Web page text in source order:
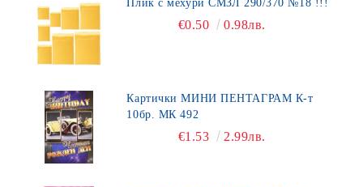
Плик с мехури СМЗЛ 290/370 №18 !!!
€0.50 0.98лв.
Картички МИНИ ПЕНТАГРАМ К-т
10бр. МК 492
€1.53 2.99лв.